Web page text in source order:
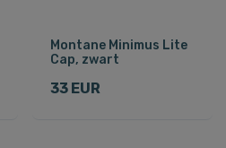
Montane Minimus Lite
Cap, zwart
33 EUR